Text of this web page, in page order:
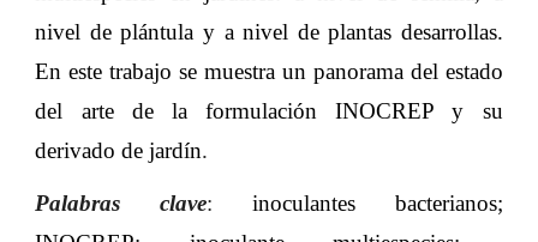
nivel de plántula y a nivel de plantas desarrollas.
En este trabajo se muestra un panorama del estado
del arte de la formulación INOCREP y su
derivado de jardín.
Palabras clave: inoculantes bacterianos;